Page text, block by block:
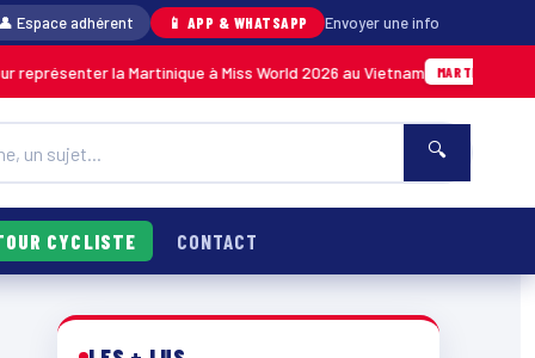
Espace adhérent 📱 APP & WHATSAPP Envoyer une info
Martinique à Miss World 2026 au Vietnam MARTINIQUE 05/08 · 14h14
🔍
CYCLISTE CONTACT